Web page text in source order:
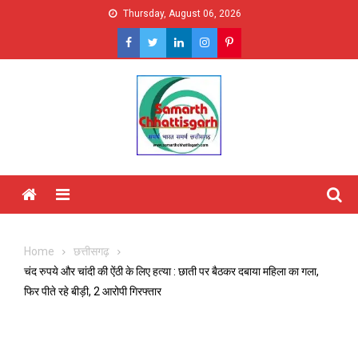
Thursday, August 06, 2026
Menu
Home
छत्तीसगढ़
चंद रुपये और चांदी की ऐंठी के लिए हत्‍या : छाती पर बैठकर दबाया महिला का गला,
फिर पीते रहे बीड़ी, 2 आरोपी गिरफ्तार